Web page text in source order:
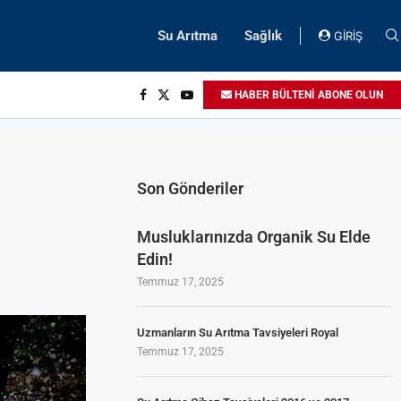
Su Arıtma Sağlık GİRİŞ
HABER BÜLTENİ ABONE OLUN
Son Gönderiler
Musluklarınızda Organik Su Elde
Edin!
Temmuz 17, 2025
Uzmanların Su Arıtma Tavsiyeleri Royal
Temmuz 17, 2025